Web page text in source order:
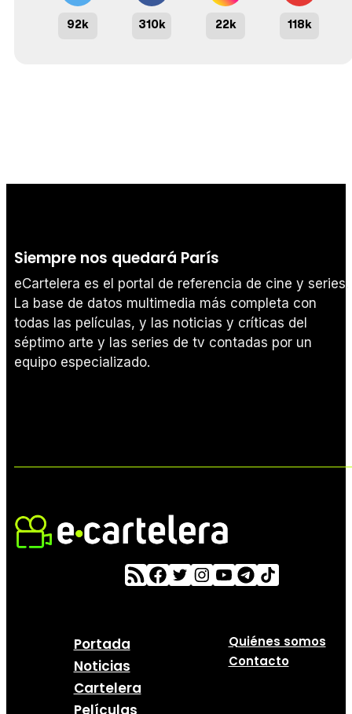
92k 310k 22k 118k
Siempre nos quedará París
eCartelera es el portal de referencia de cine y series.
La base de datos multimedia más completa con
todas las películas, y las noticias y críticas del
séptimo arte y las series de tv contadas por un
equipo especializado.
Portada
Noticias
Cartelera
Películas
Quiénes somos
Contacto